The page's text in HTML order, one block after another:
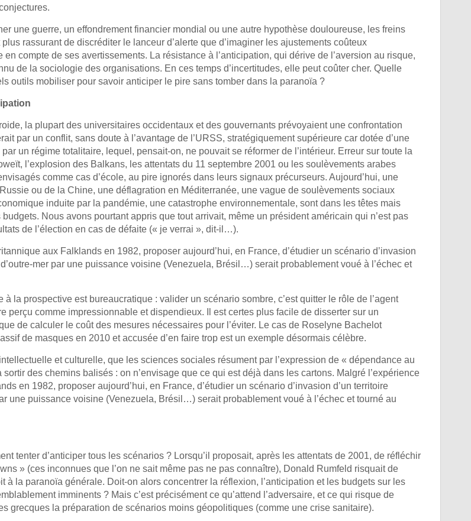
une guerre, un effondrement financier mondial ou une autre hypothèse douloureuse, les freins
rassurant de discréditer le lanceur d’alerte que d’imaginer les ajustements coûteux
en compte de ses avertissements. La résistance à l’anticipation, qui dérive de l’aversion au risque,
de la sociologie des organisations. En ces temps d’incertitudes, elle peut coûter cher. Quelle
outils mobiliser pour savoir anticiper le pire sans tomber dans la paranoïa ?
la plupart des universitaires occidentaux et des gouvernants prévoyaient une confrontation
par un conflit, sans doute à l’avantage de l’URSS, stratégiquement supérieure car dotée d’une
un régime totalitaire, lequel, pensait-on, ne pouvait se réformer de l’intérieur. Erreur sur toute la
l’explosion des Balkans, les attentats du 11 septembre 2001 ou les soulèvements arabes
comme cas d’école, au pire ignorés dans leurs signaux précurseurs. Aujourd’hui, une
ou de la Chine, une déflagration en Méditerranée, une vague de soulèvements sociaux
induite par la pandémie, une catastrophe environnementale, sont dans les têtes mais
Nous avons pourtant appris que tout arrivait, même un président américain qui n’est pas
de l’élection en cas de défaite (« je verrai », dit-il…).
aux Falklands en 1982, proposer aujourd’hui, en France, d’étudier un scénario d’invasion
mer par une puissance voisine (Venezuela, Brésil…) serait probablement voué à l’échec et
à la prospective est bureaucratique : valider un scénario sombre, c’est quitter le rôle de l’agent
perçu comme impressionnable et dispendieux. Il est certes plus facile de disserter sur un
de calculer le coût des mesures nécessaires pour l’éviter. Le cas de Roselyne Bachelot
de masques en 2010 et accusée d’en faire trop est un exemple désormais célèbre.
et culturelle, que les sciences sociales résument par l’expression de « dépendance au
des chemins balisés : on n’envisage que ce qui est déjà dans les cartons. Malgré l’expérience
en 1982, proposer aujourd’hui, en France, d’étudier un scénario d’invasion d’un territoire
une puissance voisine (Venezuela, Brésil…) serait probablement voué à l’échec et tourné au
tenter d’anticiper tous les scénarios ? Lorsqu’il proposait, après les attentats de 2001, de réfléchir
» (ces inconnues que l’on ne sait même pas ne pas connaître), Donald Rumfeld risquait de
à la paranoïa générale. Doit-on alors concentrer la réflexion, l’anticipation et les budgets sur les
imminents ? Mais c’est précisément ce qu’attend l’adversaire, et ce qui risque de
grecques la préparation de scénarios moins géopolitiques (comme une crise sanitaire).